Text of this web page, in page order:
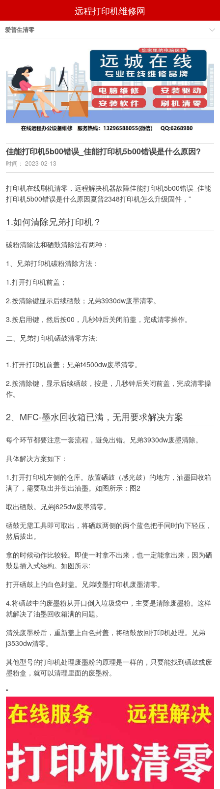
远程打印机维修网
爱普生清零
佳能打印机5b00错误_佳能打印机5b00错误是什么原因?
时间： 2023-02-13
打印机在线刷机清零，远程解决机器故障佳能打印机5b00错误_佳能
打印机5b00错误是什么原因夏普2348打印机怎么升级固件，”
1.如何清除兄弟打印机？
碳粉清除法和硒鼓清除法有两种：
1、兄弟打印机碳粉清除方法：
1.打开打印机前盖；
2.按清除键显示后续硒鼓；兄弟3930dw废墨清零。
3.按启用键，然后按00，几秒钟后关闭前盖，完成清零操作。
二、兄弟打印机硒鼓清零方法:
1.打开打印机前盖；兄弟t4500dw废墨清零。
2.按清除键，显示后续硒鼓，按是，几秒钟后关闭前盖，完成清零操
作。
2、MFC-墨水回收箱已满，无用要求解决方案
每个环节都要注意一套流程，避免出错。兄弟3930dw废墨清除。
具体解决方案如下：
1.打开打印机左侧的仓库。放置硒鼓（感光鼓）的地方，油墨回收箱
满了，需要取出并倒出油墨。如图所示：图2
取出硒鼓。兄弟j625dw废墨清零。
硒鼓无需工具即可取出，将硒鼓两侧的两个蓝色把手同时向下轻压，
然后拔出。
拿的时候动作比较轻。即使一时拿不出来，也一定能拿出来，因为硒
鼓是插入式结构。如图所示:
打开硒鼓上的白色封盖。兄弟喷墨打印机废墨清零。
4.将硒鼓中的废墨粉从开口倒入垃圾袋中，主要是清除废墨粉。这样
就解决了油墨回收箱满的问题。
清洗废墨粉后，重新盖上白色封盖，将硒鼓放回打印机处理。兄弟
j3530dw清零。
其他型号的打印机处理废墨粉的原理是一样的，只要能找到硒鼓或废
墨粉盒，就可以清理里面的废墨粉。
“